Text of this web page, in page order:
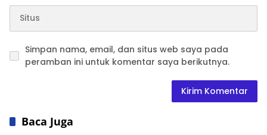
Simpan nama, email, dan situs web saya pada
peramban ini untuk komentar saya berikutnya.
Baca Juga